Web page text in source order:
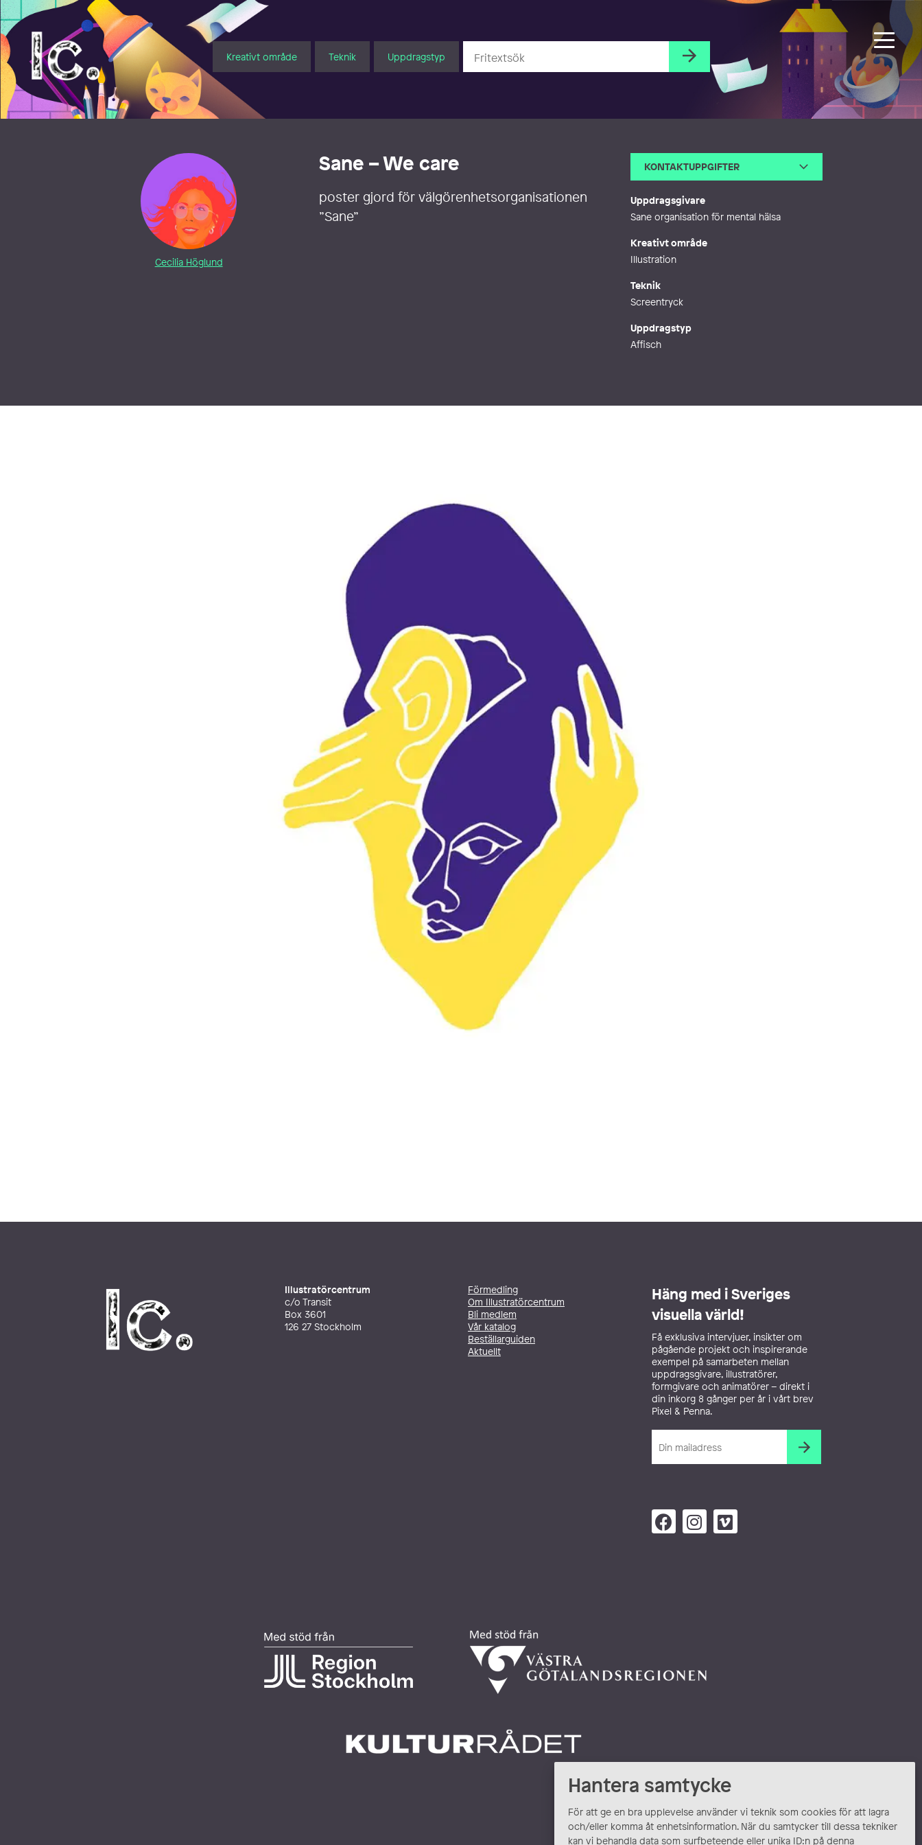
Hantera samtycke
För att ge en bra upplevelse använder vi teknik som cookies för att lagra
och/eller komma åt enhetsinformation. När du samtycker till dessa tekniker
kan vi behandla data som surfbeteende eller unika ID:n på denna
Illustratörcentrum
Kreativt område Teknik Uppdragstyp
Cecilia Höglund
Sane – We care
poster gjord för välgörenhetsorganisationen
”Sane”
KONTAKTUPPGIFTER
Webb https://sodraesplanaden.se/
Uppdragsgivare
Sane organisation för mental hälsa
Kreativt område
Illustration
Teknik
Screentryck
Uppdragstyp
Affisch
Illustratörcentrum
c/o Transit
Box 3601
126 27 Stockholm
Förmedling
Om Illustratörcentrum
Bli medlem
Vår katalog
Beställarguiden
Aktuellt
Häng med i Sveriges
visuella värld!
Få exklusiva intervjuer, insikter om
pågående projekt och inspirerande
exempel på samarbeten mellan
uppdragsgivare, illustratörer,
formgivare och animatörer – direkt i
din inkorg 8 gånger per år i vårt brev
Pixel & Penna.